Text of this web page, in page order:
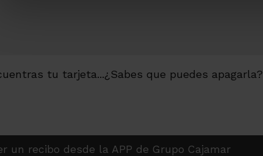
tu tarjeta...¿Sabes que puedes apagarla?
un recibo desde la APP de Grupo Cajamar